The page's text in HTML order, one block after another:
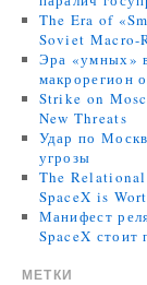
The Era of
Soviet Macro-
Эра «умных»
макрорегион
Strike on
New Threats
Удар по
угрозы
The
SpaceX is
Манифест
SpaceX
МЕТКИ